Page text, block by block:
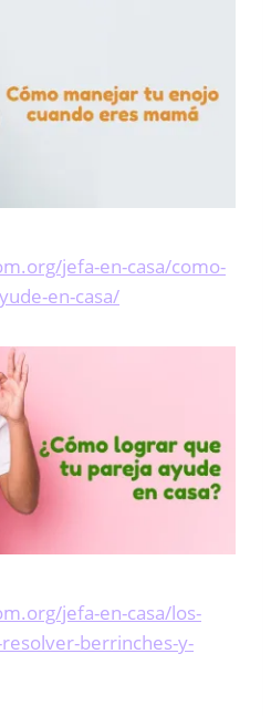
jefa-en-casa/como-
en-casa/
jefa-en-casa/los-
berrinches-y-